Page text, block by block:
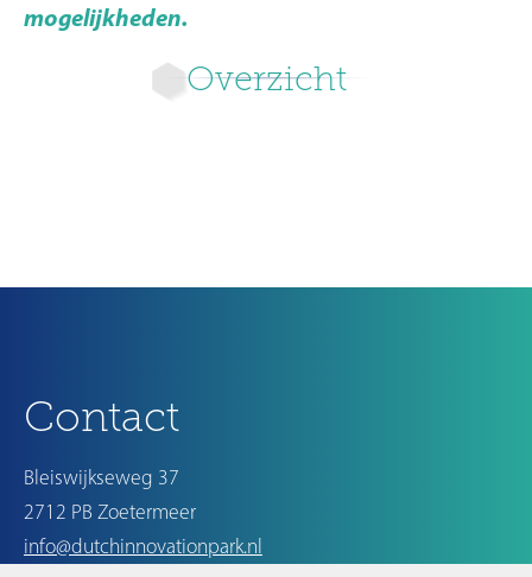
Overzicht
mogelijkheden.
Contact
Bleiswijkseweg 37
2712 PB Zoetermeer
info@dutchinnovationpark.nl